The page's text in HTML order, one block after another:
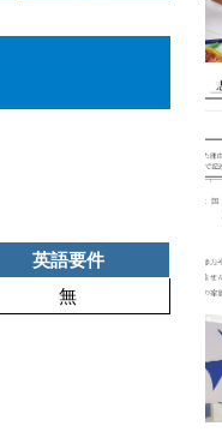
英語要件
無